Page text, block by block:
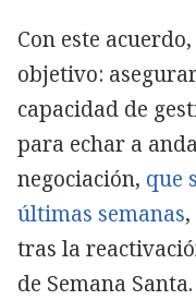
Con este
objetivo:
capacidad de
para echar a
negociación, que
últimas semanas
tras la
de Semana Santa.